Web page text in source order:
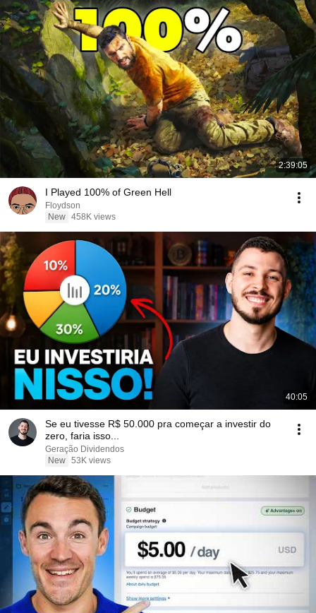
2:39:05
I Played 100% of Green Hell
Floydson
New 458K views
40:05
Se eu tivesse R$ 50.000 pra começar a investir do
zero, faria isso...
Geração Dividendos
New 53K views